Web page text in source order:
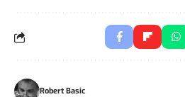
Robert Basic